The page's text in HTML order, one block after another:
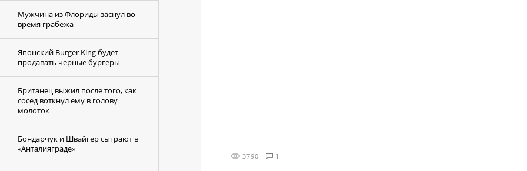
Мужчина из Флориды заснул во
время грабежа
Японский Burger King будет
продавать черные бургеры
Британец выжил после того, как
сосед воткнул ему в голову
молоток
Бондарчук и Швайгер сыграют в
«Анталияграде»
3790 1